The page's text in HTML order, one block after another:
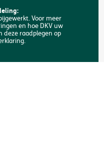
Voor meer
en hoe DKV uw
deze raadplegen op